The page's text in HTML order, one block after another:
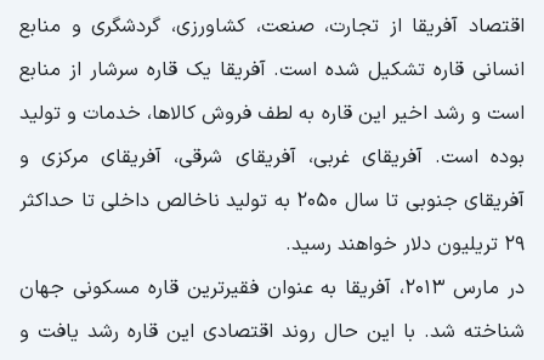
اقتصاد آفریقا از تجارت، صنعت، کشاورزی، گردشگری و منابع
انسانی قاره تشکیل شده است. آفریقا یک قاره سرشار از منابع
است و رشد اخیر این قاره به لطف فروش کالاها، خدمات و تولید
بوده است. آفریقای غربی، آفریقای شرقی، آفریقای مرکزی و
آفریقای جنوبی تا سال 2050 به تولید ناخالص داخلی تا حداکثر
29 تریلیون دلار خواهند رسید.
در مارس 2013، آفریقا به عنوان فقیرترین قاره مسکونی جهان
شناخته شد. با این حال روند اقتصادی این قاره رشد یافت و